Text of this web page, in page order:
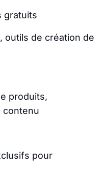
gratuits
outils de création de
produits,
contenu
pour